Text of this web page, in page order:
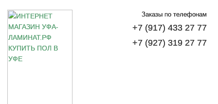
Заказы по телефонам
+7 (917) 433 27 77
+7 (927) 319 27 77